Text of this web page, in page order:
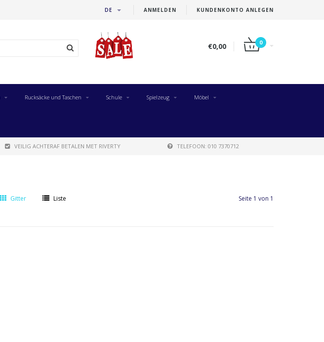
ANMELDEN KUNDENKONTO ANLEGEN
DE
€0,00 0
Rucksäcke und Taschen Schule Spielzeug Möbel
VEILIG ACHTERAF BETALEN MET RIVERTY TELEFOON: 010 7370712
Gitter Liste Seite 1 von 1